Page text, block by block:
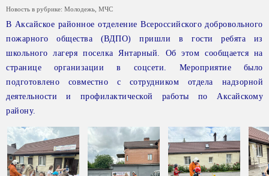
Новость в рубрике: Молодежь МЧС
В Аксайское районное отделение Всероссийского добровольного
пожарного общества (ВДПО) пришли в гости ребята из
школьного лагеря поселка Янтарный. Об этом сообщается на
странице организации в соцсети. Мероприятие было
подготовлено совместно с сотрудником отдела надзорной
деятельности и профилактической работы по Аксайскому
району.